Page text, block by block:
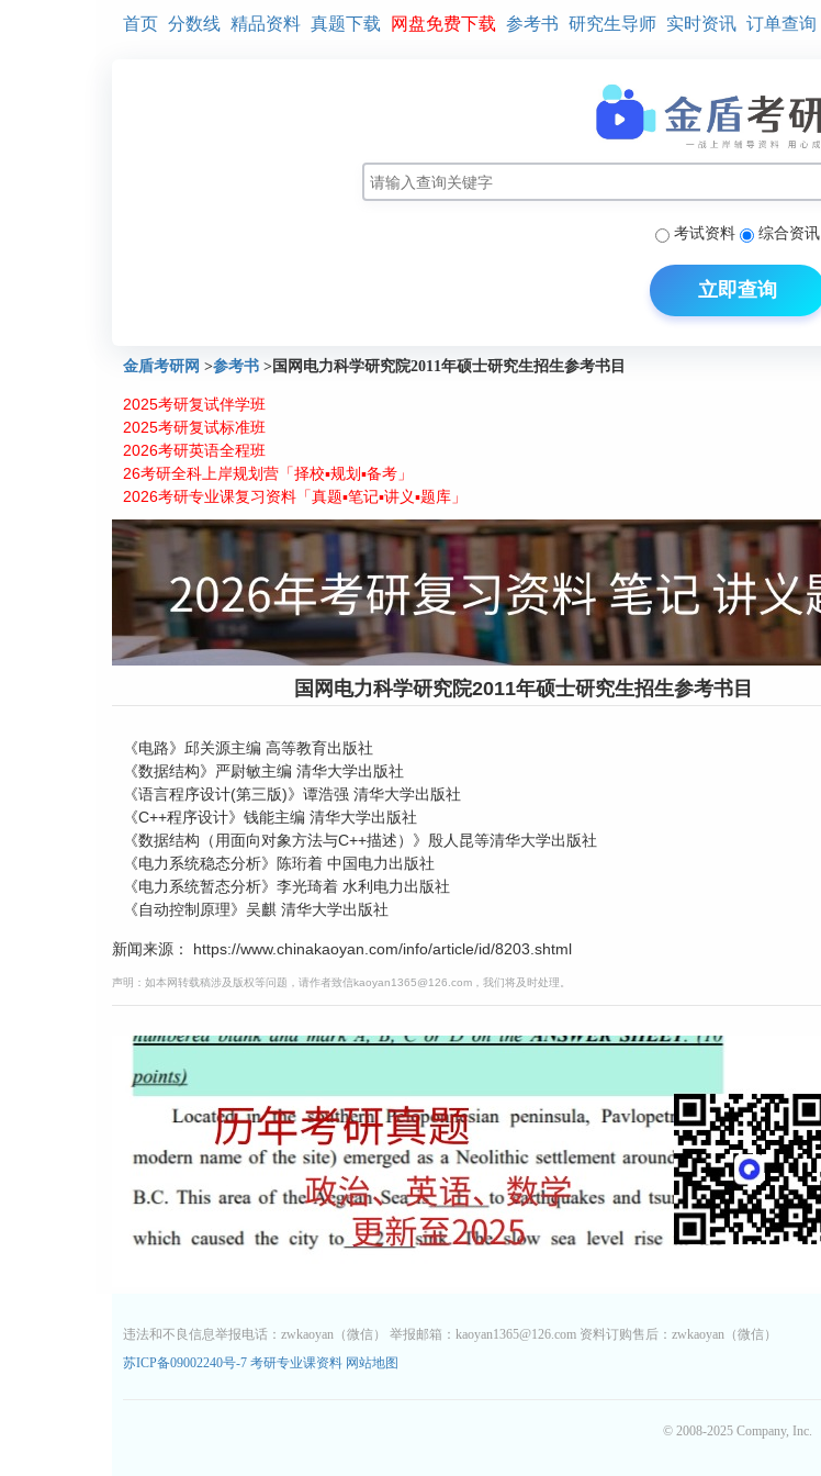
首页 分数线 精品资料 真题下载 网盘免费下载 参考书 研究生导师 实时资讯 订单查询
考试资料 综合资讯
立即查询
金盾考研网 >参考书 >国网电力科学研究院2011年硕士研究生招生参考书目
2025考研复试伴学班
2025考研复试标准班
2026考研英语全程班
26考研全科上岸规划营「择校▪规划▪备考」
2026考研专业课复习资料「真题▪笔记▪讲义▪题库」
国网电力科学研究院2011年硕士研究生招生参考书目
《电路》邱关源主编 高等教育出版社
《数据结构》严尉敏主编 清华大学出版社
《语言程序设计(第三版)》谭浩强 清华大学出版社
《C++程序设计》钱能主编 清华大学出版社
《数据结构（用面向对象方法与C++描述）》殷人昆等清华大学出版社
《电力系统稳态分析》陈珩着 中国电力出版社
《电力系统暂态分析》李光琦着 水利电力出版社
《自动控制原理》吴麒 清华大学出版社
新闻来源： https://www.chinakaoyan.com/info/article/id/8203.shtml
声明：如本网转载稿涉及版权等问题，请作者致信kaoyan1365@126.com，我们将及时处理。
违法和不良信息举报电话：zwkaoyan（微信） 举报邮箱：kaoyan1365@126.com 资料订购售后：zwkaoyan（微信）
苏ICP备09002240号-7 考研专业课资料 网站地图
© 2008-2025 Company, Inc.